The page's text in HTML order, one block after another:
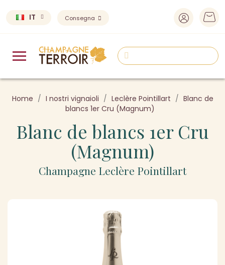
IT Consegna
Home I nostri vignaioli Leclère Pointillart
Blanc de
blancs 1er Cru (Magnum)
Blanc de blancs 1er Cru
(Magnum)
Champagne Leclère Pointillart